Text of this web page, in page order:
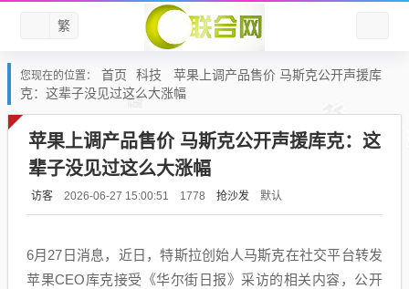
繁
您现在的位置： 首页 科技
苹果上调产品售价 马斯克公开声援库
克：这辈子没见过这么大涨幅
苹果上调产品售价 马斯克公开声援库克：这
辈子没见过这么大涨幅
访客 2026-06-27 15:00:51 1778 抢沙发 默认
6月27日消息，近日，特斯拉创始人马斯克在社交平台转发
苹果CEO库克接受《华尔街日报》采访的相关内容，公开